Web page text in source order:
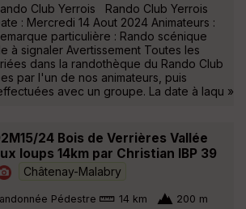
Club Yerrois Rando Club Yerrois
: Mercredi 14 Aout 2024 Animateurs :
particulière : Rando scénique
à signaler Avertissement Toutes les
dans la randothèque du Rando Club
par l'un de nos animateurs, puis
avec un groupe. La date à laqu »
24 Bois de Verrières Vallée
loups 14km par Christian IBP 39
Châtenay-Malabry
Pédestre 14 km 200 m